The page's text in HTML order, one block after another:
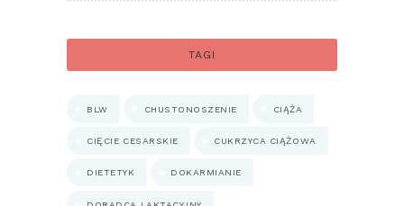
TAGI
BLW CHUSTONOSZENIE CIĄŻA
CIĘCIE CESARSKIE CUKRZYCA CIĄŻOWA
DIETETYK DOKARMIANIE